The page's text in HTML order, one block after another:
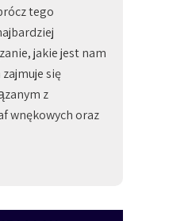
tego
jakie jest nam
się
z
wnękowych oraz